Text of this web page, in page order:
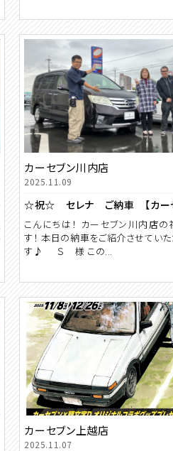
カーセブン川内店
2025.11.09
こんにちは！ カーセブン川内店の
す！ 本日の納車をご紹介させていた
す♪ Ｓ 様 この...
カーセブン上越店
2025.11.07